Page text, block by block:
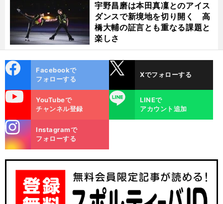
前
宇野昌磨は本田真凜とのアイス
ダンスで新境地を切り開く 高
橋大輔の証言とも重なる課題と
楽しさ
ok
Facebookで
フォローする
Xでフォローする
YouTubeで
チャンネル登録
LINE
LINEで
アカウント追加
m
Instagramで
フォローする